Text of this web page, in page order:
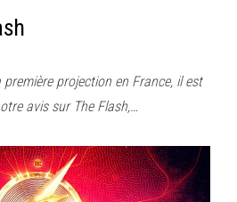
projection en France, il est
avis sur The Flash,…